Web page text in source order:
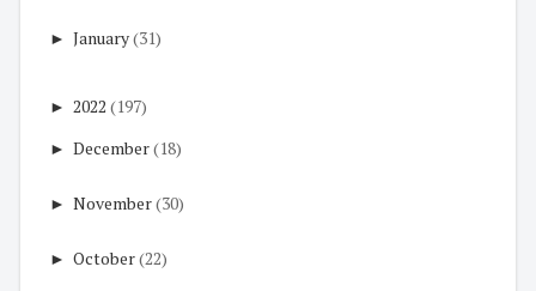
► January(31)
► 2022 (197)
► December(18)
► November(30)
► October(22)